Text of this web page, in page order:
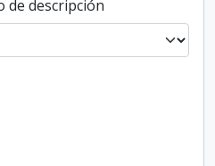
de descripción